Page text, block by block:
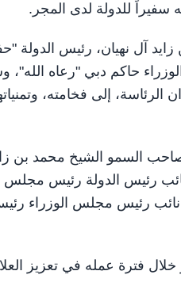
سفيراً للدولة لدى المجر.
آل نهيان، رئيس الدولة
حاكم دبي "رعاه الله"،
إلى فخامته،
السمو الشيخ محمد بن
رئيس الدولة رئيس مجلس
رئيس مجلس الوزراء رئيس
فترة عمله في تعزيز